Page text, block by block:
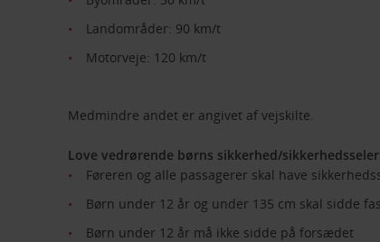
Landområder: 90 km/t
Motorveje: 120 km/t
Medmindre andet er angivet af vejskilte.
Love vedrørende børns sikkerhed/sikkerhedsseler
Føreren og alle passagerer skal have
Børn under 12 år og under 135 cm skal sidde
Børn under 12 år må ikke sidde på forsædet